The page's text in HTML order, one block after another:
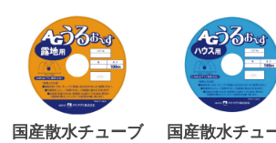
国産散水チューブ
国産散水チュ